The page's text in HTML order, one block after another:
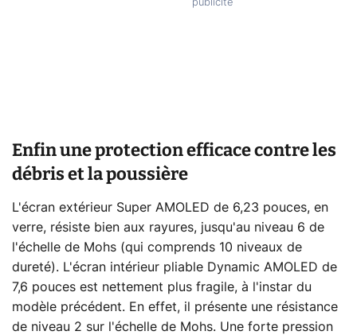
Enfin une protection efficace contre les
débris et la poussière
L'écran extérieur Super AMOLED de 6,23 pouces, en
verre, résiste bien aux rayures, jusqu'au niveau 6 de
l'échelle de Mohs (qui comprends 10 niveaux de
dureté). L'écran intérieur pliable Dynamic AMOLED de
7,6 pouces est nettement plus fragile, à l'instar du
modèle précédent. En effet, il présente une résistance
de niveau 2 sur l'échelle de Mohs. Une forte pression